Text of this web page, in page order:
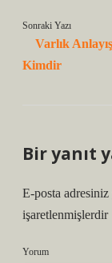
Sonraki Yazı
Varlık
Kimdir
Bir yanıt
E-posta adresiniz
işaretlenmişlerdir
Yorum